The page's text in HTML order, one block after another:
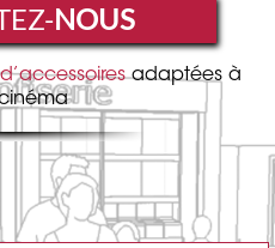
NOUS
adaptées à